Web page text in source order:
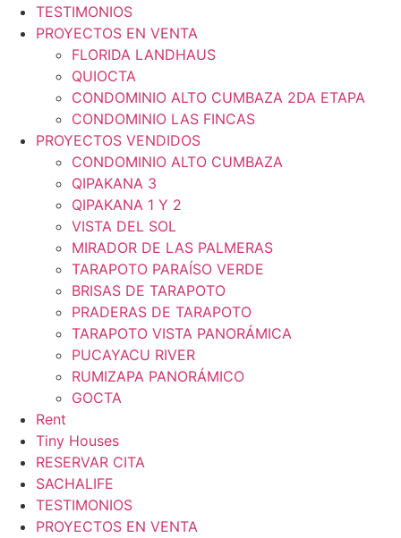
TESTIMONIOS
PROYECTOS EN VENTA
FLORIDA LANDHAUS
QUIOCTA
CONDOMINIO ALTO CUMBAZA 2DA ETAPA
CONDOMINIO LAS FINCAS
PROYECTOS VENDIDOS
CONDOMINIO ALTO CUMBAZA
QIPAKANA 3
QIPAKANA 1 Y 2
VISTA DEL SOL
MIRADOR DE LAS PALMERAS
TARAPOTO PARAÍSO VERDE
BRISAS DE TARAPOTO
PRADERAS DE TARAPOTO
TARAPOTO VISTA PANORÁMICA
PUCAYACU RIVER
RUMIZAPA PANORÁMICO
GOCTA
Rent
Tiny Houses
RESERVAR CITA
SACHALIFE
TESTIMONIOS
PROYECTOS EN VENTA